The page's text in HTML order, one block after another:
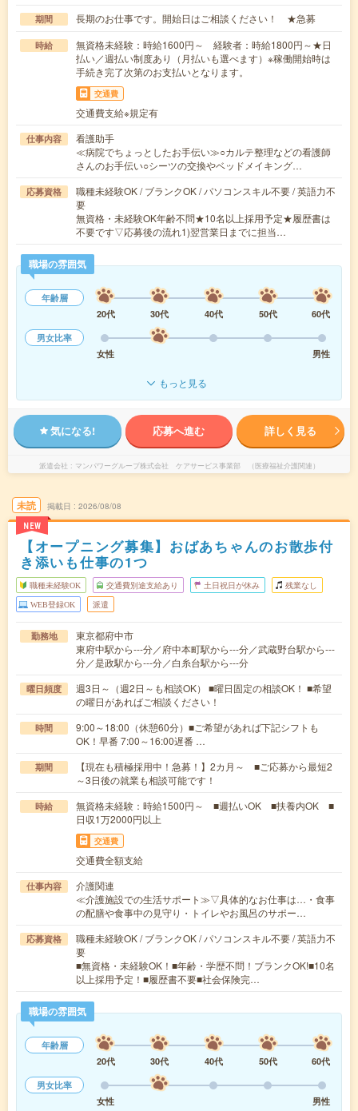
期間 長期のお仕事です。開始日はご相談ください！ ★急募
時給
無資格未経験：時給1600円～ 経験者：時給1800円～★日
払い／週払い制度あり（月払いも選べます）※稼働開始時は
手続き完了次第のお支払いとなります。
交通費
交通費支給※規定有
仕事内容
看護助手
≪病院でちょっとしたお手伝い≫○カルテ整理などの看護師
さんのお手伝い○シーツの交換やベッドメイキング…
応募資格
職種未経験OK / ブランクOK / パソコンスキル不要 / 英語力不
要
無資格・未経験OK年齢不問★10名以上採用予定★履歴書は
不要です▽応募後の流れ1)翌営業日までに担当…
職場の雰囲気
年齢層
20代
30代 40代 50代
60代
男女比率
女性
男性
もっと見る
気になる! 応募へ進む 詳しく見る
派遣会社 マンパワーグループ株式会社 ケアサービス事業部 （医療福祉介護関連）
未読
NEW
掲載日 2026/08/08
【オープニング募集】おばあちゃんのお散歩付
き添いも仕事の1つ
職種未経験OK 交通費別途支給あり 土日祝日が休み 残業なし
WEB登録OK 派遣
勤務地
東京都府中市
東府中駅から---分／府中本町駅から---分／武蔵野台駅から---
分／是政駅から---分／白糸台駅から---分
曜日頻度
週3日～（週2日～も相談OK） ■曜日固定の相談OK！ ■希望
の曜日があればご相談ください！
時間
9:00～18:00（休憩60分）■ご希望があれば下記シフトも
OK！早番 7:00～16:00遅番 …
期間
【現在も積極採用中！急募！】2カ月～ ■ご応募から最短2
～3日後の就業も相談可能です！
時給
無資格未経験：時給1500円～ ■週払いOK ■扶養内OK ■
日収1万2000円以上
交通費
交通費全額支給
仕事内容
介護関連
≪介護施設での生活サポート≫▽具体的なお仕事は…・食事
の配膳や食事中の見守り・トイレやお風呂のサポー…
応募資格
職種未経験OK / ブランクOK / パソコンスキル不要 / 英語力不
要
■無資格・未経験OK！■年齢・学歴不問！ブランクOK!■10名
以上採用予定！■履歴書不要■社会保険完…
職場の雰囲気
年齢層
20代
30代 40代 50代
60代
男女比率
女性
男性